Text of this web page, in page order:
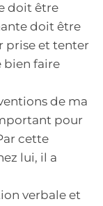
doit être
doit être
prise et tenter
bien faire
de ma
pour
cette
lui, il a
verbale et